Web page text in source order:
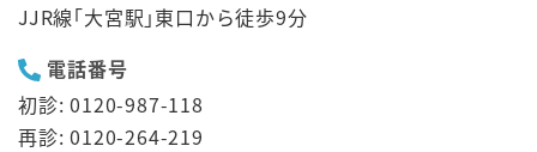
JJR線｢大宮駅｣東口から徒歩9分
電話番号
初診: 0120-987-118
再診: 0120-264-219